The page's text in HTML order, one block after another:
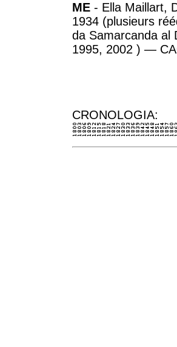
ME - Ella Maillart,
1934 (plusieurs
da Samarcanda al
1995, 2002 ) —
CRONOLOGIA: